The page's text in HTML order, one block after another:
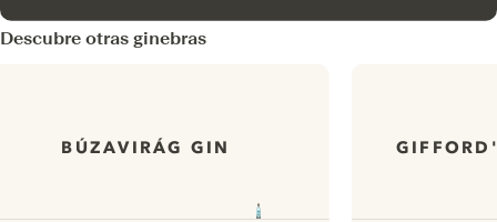
Descubre otras ginebras
BÚZAVIRÁG GIN